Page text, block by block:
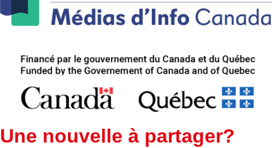
Une nouvelle à partager?